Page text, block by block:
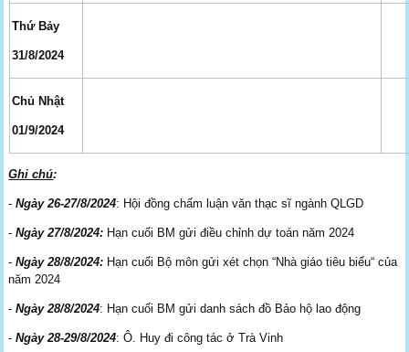
Thứ Bảy
31/8/2024
Chủ Nhật
01/9/2024
Ghi chú:
-Ngày 26-27/8/2024: Hội đồng chấm luận văn thạc sĩ ngành QLGD
-Ngày 27/8/2024: Hạn cuối BM gửi điều chỉnh dự toán năm 2024
-Ngày 28/8/2024: Hạn cuối Bộ môn gửi xét chọn “Nhà giáo tiêu biểu“ của
năm 2024
-Ngày 28/8/2024: Hạn cuối BM gửi danh sách đồ Bảo hộ lao động
-Ngày 28-29/8/2024: Ô. Huy đi công tác ở Trà Vinh